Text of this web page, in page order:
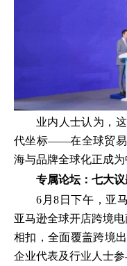
业内人士认为，
代坐标——在全球贸易
海与品牌全球化正成为
专属论坛：七大
6月8日下午，亚
亚马逊全球开店跨境
相扣，全面覆盖跨境
企业代表及行业人士参